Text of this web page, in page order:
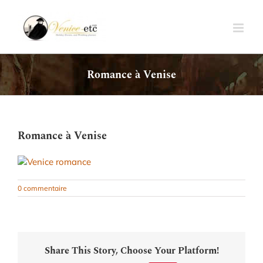
contenu
Romance à Venise
Romance à Venise
0 commentaire
Share This Story, Choose Your Platform!